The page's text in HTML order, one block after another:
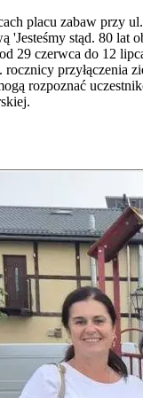
placu zabaw przy
'Jesteśmy stąd. 80 lat
29 czerwca do 12
rocznicy przyłączenia
rozpoznać